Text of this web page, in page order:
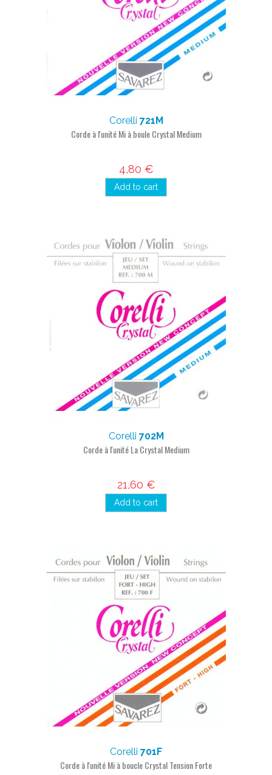
Corelli 721M
Corde à l'unité Mi à boule Crystal Medium
4,80 €
Add to cart
Corelli 702M
Corde à l'unité La Crystal Medium
21,60 €
Add to cart
Corelli 701F
Corde à l'unité Mi à boucle Crystal Tension Forte